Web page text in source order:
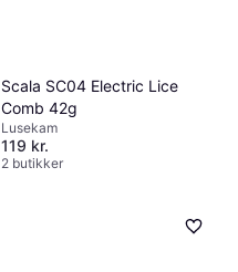
Scala SC04 Electric Lice
Comb 42g
Lusekam
119 kr.
2 butikker